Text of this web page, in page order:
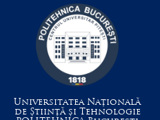
Universitatea Națională
de Știință și Tehnologie